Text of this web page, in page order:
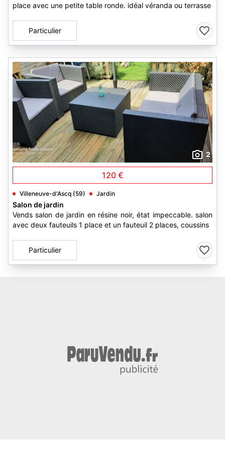
place avec une petite table ronde. idéal véranda ou terrasse
Particulier
2
120 €
Villeneuve-d'Ascq (59) Jardin
Salon de jardin
Vends salon de jardin en résine noir, état impeccable. salon
avec deux fauteuils 1 place et un fauteuil 2 places, coussins
Particulier